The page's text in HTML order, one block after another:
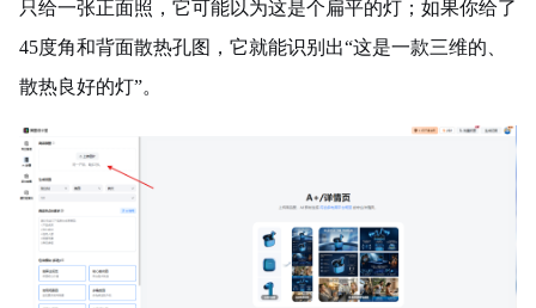
只给一张正面照，它可能以为这是个扁平的灯；如果你给了
45度角和背面散热孔图，它就能识别出“这是一款三维的、
散热良好的灯”。